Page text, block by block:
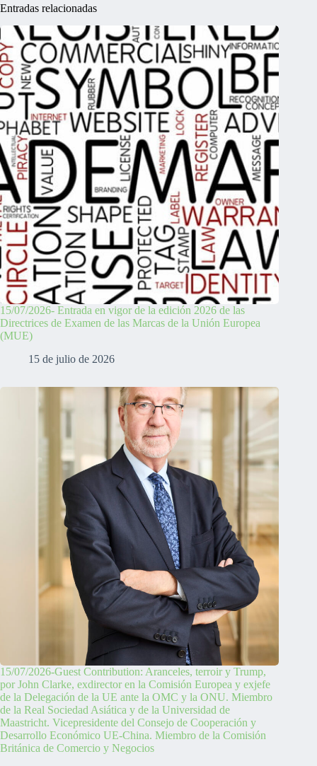
Entradas relacionadas
15/07/2026- Entrada en vigor de la edición 2026 de las
Directrices de Examen de las Marcas de la Unión Europea
(MUE)
15 de julio de 2026
15/07/2026-Guest Contribution: Aranceles, terroir y Trump,
por John Clarke, exdirector en la Comisión Europea y exjefe
de la Delegación de la UE ante la OMC y la ONU. Miembro
de la Real Sociedad Asiática y de la Universidad de
Maastricht. Vicepresidente del Consejo de Cooperación y
Desarrollo Económico UE-China. Miembro de la Comisión
Británica de Comercio y Negocios